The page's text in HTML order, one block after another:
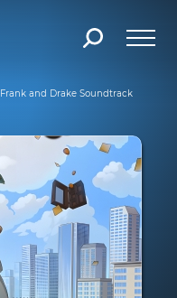
Frank and Drake Soundtrack